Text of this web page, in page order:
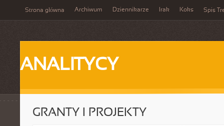
Strona główna Archiwum Dziennikarze Irak Koks Spis
ANALITYCY
GRANTY I PROJEKTY